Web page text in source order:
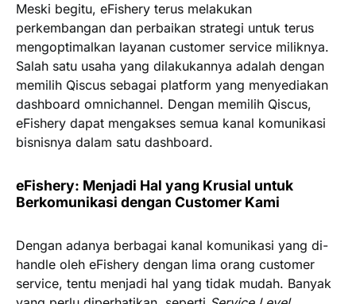
Meski begitu, eFishery terus melakukan
perkembangan dan perbaikan strategi untuk terus
mengoptimalkan layanan customer service miliknya.
Salah satu usaha yang dilakukannya adalah dengan
memilih Qiscus sebagai platform yang menyediakan
dashboard omnichannel. Dengan memilih Qiscus,
eFishery dapat mengakses semua kanal komunikasi
bisnisnya dalam satu dashboard.
eFishery: Menjadi Hal yang Krusial untuk
Berkomunikasi dengan Customer Kami
Dengan adanya berbagai kanal komunikasi yang di-
handle oleh eFishery dengan lima orang customer
service, tentu menjadi hal yang tidak mudah. Banyak